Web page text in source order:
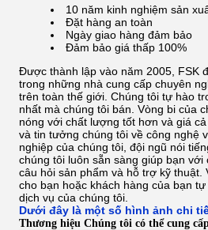
10 năm kinh nghiệm sản
Đặt hàng an toàn
Ngày giao hàng đảm bảo
Đảm bảo giá thấp 100%
Được thành lập vào năm 2005, FSK
trong những nhà cung cấp chuyên
trên toàn thế giới. Chúng tôi tự hào
nhất mà chúng tôi bán. Vòng bi của
nóng với chất lượng tốt hơn và giá cả
và tin tưởng chúng tôi về công nghệ
nghiệp của chúng tôi, đội ngũ nói
chúng tôi luôn sẵn sàng giúp bạn với
câu hỏi sản phẩm và hỗ trợ kỹ thuật.
cho bạn hoặc khách hàng của bạn
dịch vụ của chúng tôi.
Dưới đây là một số hình ảnh chi
Thương hiệu Chúng tôi có thể cung